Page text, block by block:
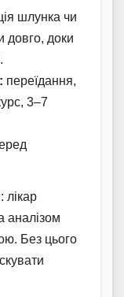
шлунка чи
довго, доки
переїдання,
3–7
лікар
аналізом
Без цього